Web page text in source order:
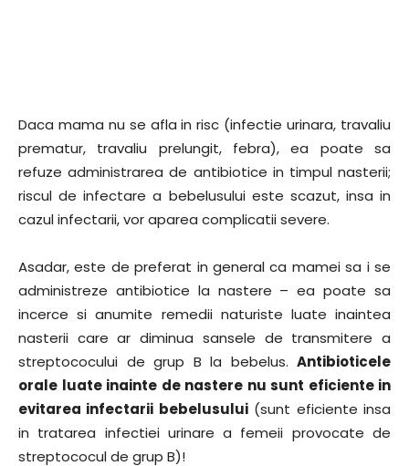
Daca mama nu se afla in risc (infectie urinara, travaliu
prematur, travaliu prelungit, febra), ea poate sa
refuze administrarea de antibiotice in timpul nasterii;
riscul de infectare a bebelusului este scazut, insa in
cazul infectarii, vor aparea complicatii severe.
Asadar, este de preferat in general ca mamei sa i se
administreze antibiotice la nastere – ea poate sa
incerce si anumite remedii naturiste luate inaintea
nasterii care ar diminua sansele de transmitere a
streptococului de grup B la bebelus. Antibioticele
orale luate inainte de nastere nu sunt eficiente in
evitarea infectarii bebelusului(sunt eficiente insa
in tratarea infectiei urinare a femeii provocate de
streptococul de grup B)!